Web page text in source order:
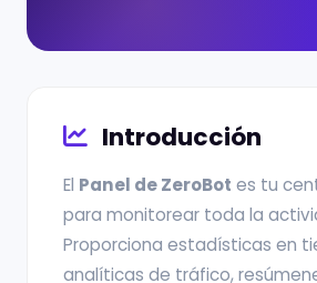
Introducción
El Panel de ZeroBot es tu
para monitorear toda la
Proporciona estadísticas en
analíticas de tráfico,